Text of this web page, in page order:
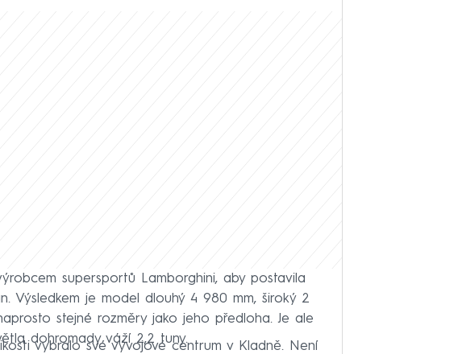
supersportů Lamborghini, aby postavila
Výsledkem je model dlouhý 4 980 mm, široký 2
stejné rozměry jako jeho předloha. Je ale
dohromady váží 2,2 tuny.
vybralo své vývojové centrum v Kladně. Není